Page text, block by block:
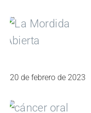
20 de febrero de 2023